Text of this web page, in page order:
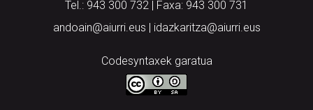
Tel.: 943 300 732 | Faxa: 943 300 731
andoain@aiurri.eus | idazkaritza@aiurri.eus
Codesyntaxek garatua